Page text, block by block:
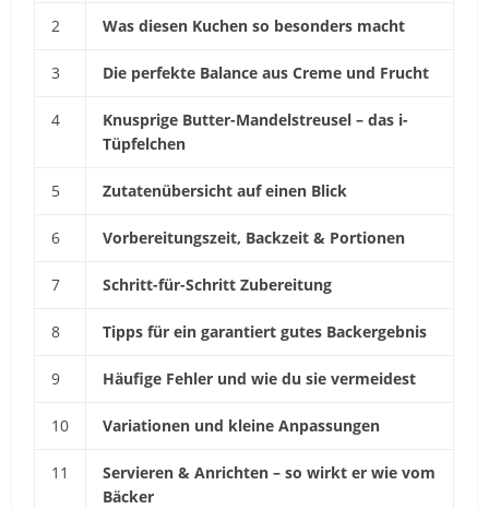
2 Was diesen Kuchen so besonders macht
3 Die perfekte Balance aus Creme und Frucht
4
Knusprige Butter-Mandelstreusel – das i-
Tüpfelchen
5 Zutatenübersicht auf einen Blick
6 Vorbereitungszeit, Backzeit & Portionen
7 Schritt-für-Schritt Zubereitung
8 Tipps für ein garantiert gutes Backergebnis
9 Häufige Fehler und wie du sie vermeidest
10 Variationen und kleine Anpassungen
11
Servieren & Anrichten – so wirkt er wie vom
Bäcker